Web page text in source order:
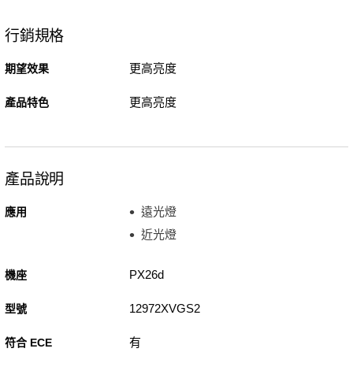
行銷規格
期望效果 更高亮度
產品特色 更高亮度
產品說明
應用
遠光燈
近光燈
機座 PX26d
型號 12972XVGS2
符合 ECE 有